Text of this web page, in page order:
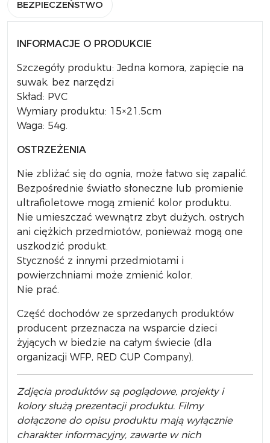
BEZPIECZEŃSTWO
INFORMACJE O PRODUKCIE
Szczegóły produktu: Jedna komora, zapięcie na
suwak, bez narzędzi
Skład: PVC
Wymiary produktu: 15×21.5cm
Waga: 54g.
OSTRZEŻENIA
Nie zbliżać się do ognia, może łatwo się zapalić.
Bezpośrednie światło słoneczne lub promienie
ultrafioletowe mogą zmienić kolor produktu.
Nie umieszczać wewnątrz zbyt dużych, ostrych
ani ciężkich przedmiotów, ponieważ mogą one
uszkodzić produkt.
Styczność z innymi przedmiotami i
powierzchniami może zmienić kolor.
Nie prać.
Część dochodów ze sprzedanych produktów
producent przeznacza na wsparcie dzieci
żyjących w biedzie na całym świecie (dla
organizacji WFP, RED CUP Company).
Zdjęcia produktów są poglądowe, projekty i
kolory służą prezentacji produktu. Filmy
dołączone do opisu produktu mają wyłącznie
charakter informacyjny, zawarte w nich